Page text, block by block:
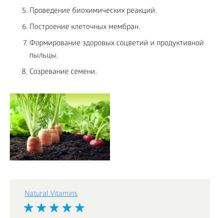
Проведение биохимических реакций.
Построение клеточных мембран.
Формирование здоровых соцветий и продуктивной
пыльцы.
Созревание семени.
Natural Vitamins